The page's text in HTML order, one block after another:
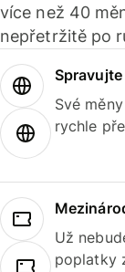
více než 40
nepřetržitě po
Své
rychle
Už
poplatky